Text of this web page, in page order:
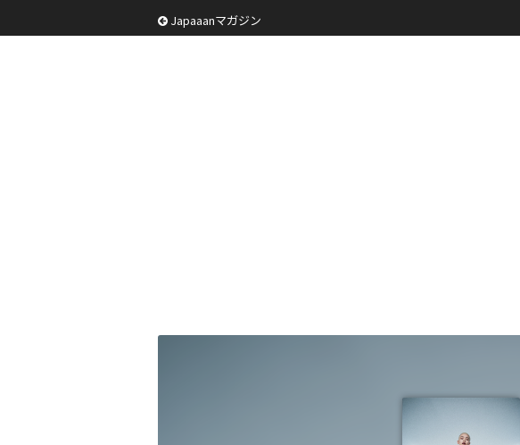
Japaaanマガジン